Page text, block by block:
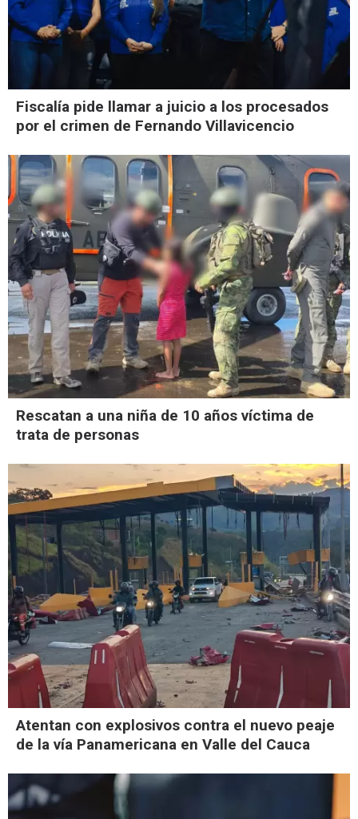
Fiscalía pide llamar a juicio a los procesados
por el crimen de Fernando Villavicencio
Rescatan a una niña de 10 años víctima de
trata de personas
Atentan con explosivos contra el nuevo peaje
de la vía Panamericana en Valle del Cauca